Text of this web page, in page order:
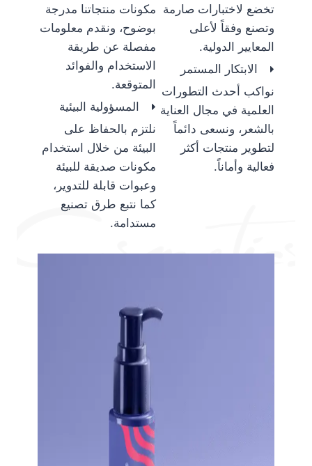
تخضع لاختبارات صارمة
وتصنع وفقاً لأعلى
المعايير الدولية.
الابتكار المستمر
نواكب أحدث التطورات
العلمية في مجال العناية
بالشعر، ونسعى دائماً
لتطوير منتجات أكثر
فعالية وأماناً.
مكونات منتجاتنا مدرجة
بوضوح، ونقدم معلومات
مفصلة عن طريقة
الاستخدام والفوائد
المتوقعة.
المسؤولية البيئية
نلتزم بالحفاظ على
البيئة من خلال استخدام
مكونات صديقة للبيئة
وعبوات قابلة للتدوير،
كما نتبع طرق تصنيع
مستدامة.